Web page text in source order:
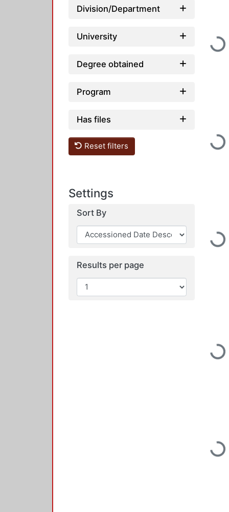
Division/Department
University
Degree obtained
Program
Has files
Reset filters
Settings
Sort By
Results per page
Loading...
Loading...
Loading...
Loading...
Loading...